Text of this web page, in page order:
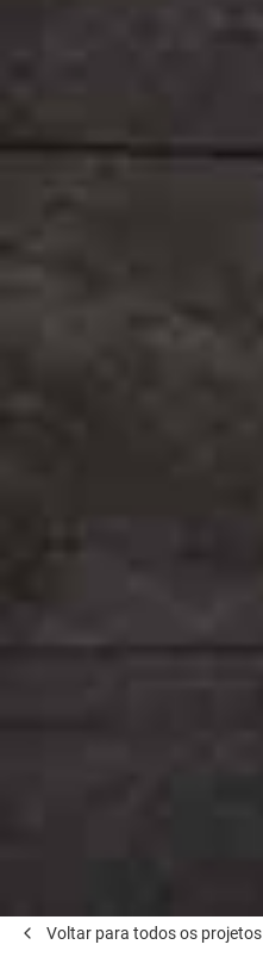
Voltar para todos os projetos